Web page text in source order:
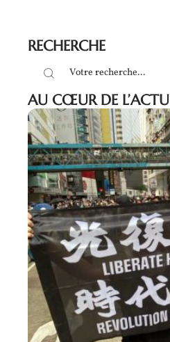
RECHERCHE
AU CŒUR DE L’ACTU